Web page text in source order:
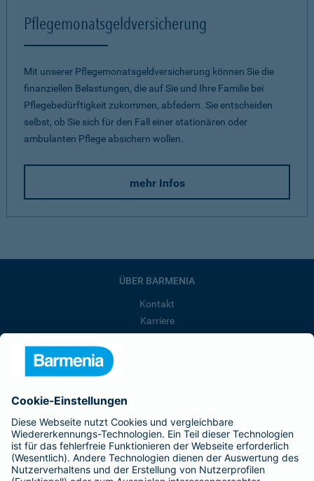
Pflegemonatsgeld­versicherung
Mit unserer Pflegemonatsgeld­versicherung können Sie die
finanziellen Belastungen, die auf Sie und Ihre Familie bei
Pflegebedürftigkeit zukommen, abfedern. Sie entscheiden
selbst, ob Sie sich für den Fall einer stationären oder
ambulanten Pflege absichern wollen.
mehr Infos
ÜBER BARMENIA
Kontakt
Karriere
Barmenia ist Teil der BarmeniaGothaer
BELIEBTE SEITEN
Kranken-Zusatzversicherung
Tierversicherungen